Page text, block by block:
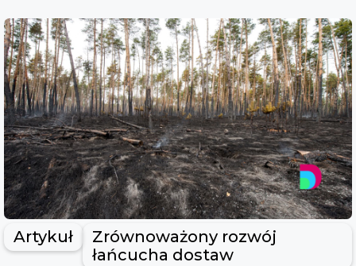
Artykuł
Zrównoważony rozwój
łańcucha dostaw